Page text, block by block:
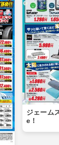
ジェーム
e！